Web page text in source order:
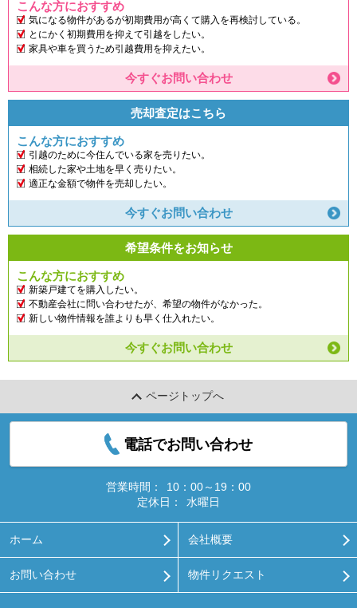
こんな方におすすめ
気になる物件があるが初期費用が高くて購入を再検討している。
とにかく初期費用を抑えて引越をしたい。
家具や車を買うため引越費用を抑えたい。
今すぐお問い合わせ
売却査定はこちら
こんな方におすすめ
引越のために今住んでいる家を売りたい。
相続した家や土地を早く売りたい。
適正な金額で物件を売却したい。
今すぐお問い合わせ
希望条件をお知らせ
こんな方におすすめ
新築戸建てを購入したい。
不動産会社に問い合わせたが、希望の物件がなかった。
新しい物件情報を誰よりも早く仕入れたい。
今すぐお問い合わせ
ページトップへ
電話でお問い合わせ
営業時間：
10：00～19：00
定休日：
水曜日
ホーム 会社概要
お問い合わせ 物件リクエスト